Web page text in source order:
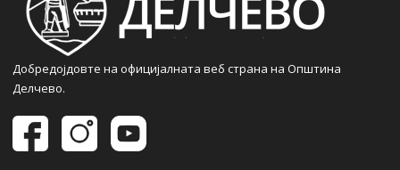
Добредојдовте на официјалната веб страна на Општина
Делчево.